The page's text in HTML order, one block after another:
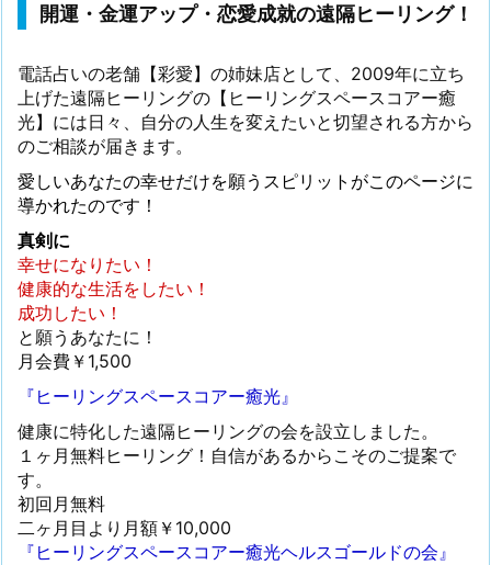
開運・金運アップ・恋愛成就の遠隔ヒーリング！
電話占いの老舗【彩愛】の姉妹店として、2009年に立ち
上げた遠隔ヒーリングの【ヒーリングスペースコアー癒
光】には日々、自分の人生を変えたいと切望される方から
のご相談が届きます。
愛しいあなたの幸せだけを願うスピリットがこのページに
導かれたのです！
真剣に
幸せになりたい！
健康的な生活をしたい！
成功したい！
と願うあなたに！
月会費￥1,500
『ヒーリングスペースコアー癒光』
健康に特化した遠隔ヒーリングの会を設立しました。
１ヶ月無料ヒーリング！自信があるからこそのご提案で
す。
初回月無料
二ヶ月目より月額￥10,000
『ヒーリングスペースコアー癒光ヘルスゴールドの会』